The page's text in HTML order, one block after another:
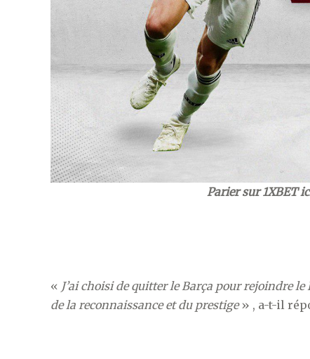
Parier sur 1XBET
« J’ai choisi de quitter le Barça pour rejoindre
de la reconnaissance et du prestige» , a-t-il